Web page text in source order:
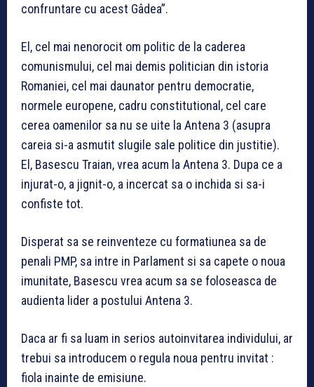
confruntare cu acest Gâdea”.
El, cel mai nenorocit om politic de la caderea
comunismului, cel mai demis politician din istoria
Romaniei, cel mai daunator pentru democratie,
normele europene, cadru constitutional, cel care
cerea oamenilor sa nu se uite la Antena 3 (asupra
careia si-a asmutit slugile sale politice din justitie).
El, Basescu Traian, vrea acum la Antena 3. Dupa ce a
injurat-o, a jignit-o, a incercat sa o inchida si sa-i
confiste tot.
Disperat sa se reinventeze cu formatiunea sa de
penali PMP, sa intre in Parlament si sa capete o noua
imunitate, Basescu vrea acum sa se foloseasca de
audienta lider a postului Antena 3.
Daca ar fi sa luam in serios autoinvitarea individului, ar
trebui sa introducem o regula noua pentru invitat :
fiola inainte de emisiune.